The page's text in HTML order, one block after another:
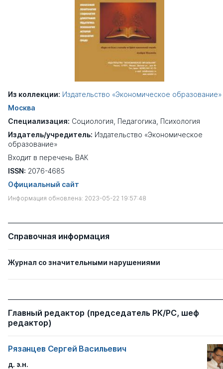
Из коллекции: Издательство «Экономическое образование»
Москва
Специализация: Социология Педагогика Психология
Издатель/учредитель: Издательство «Экономическое
образование»
Входит в перечень ВАК
ISSN: 2076-4685
Официальный сайт
Информация обновлена: 2023-05-22 19:57:48
Справочная информация
Журнал со значительными нарушениями
Главный редактор (председатель РК/РС, шеф
редактор)
Рязанцев Сергей Васильевич
д. э.н.